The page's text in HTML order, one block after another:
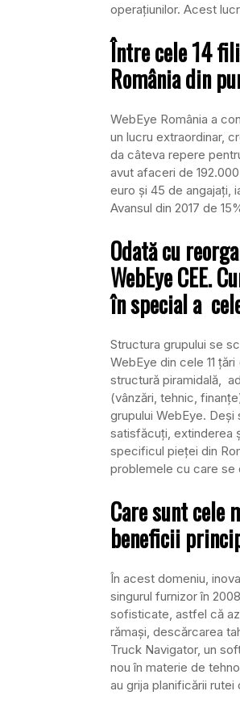
operaţiunilor. Acest
Între cele 14
România din
WebEye România a
un lucru extraordinar,
da câteva repere
avut afaceri de
euro şi 45 de angajaţi,
Avansul din 2017 de
Odată cu
WebEye CEE.
în special a
Structura grupului se
WebEye din cele 11
structură piramidală,
(vânzări, tehnic,
grupului WebEye.
satisfăcuţi, extinderea
specificul pieţei din
problemele cu care se
Care sunt cele
beneficii
În acest domeniu,
singurul furnizor în
sofisticate, astfel că
rămaşi, descărcarea
Truck Navigator, un
nou în materie de
au grija planificării